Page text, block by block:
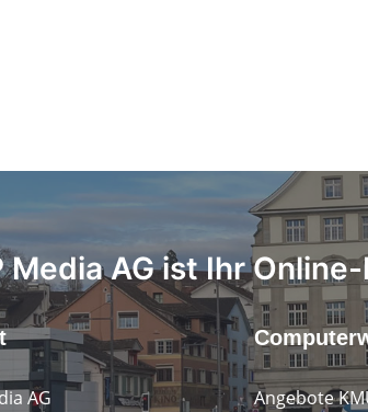
Media AG ist Ihr
AG Angebote